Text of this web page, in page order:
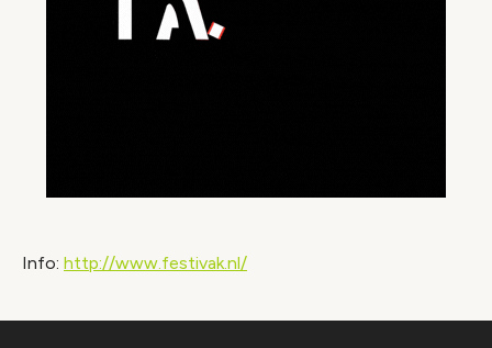
Info: http://www.festivak.nl/